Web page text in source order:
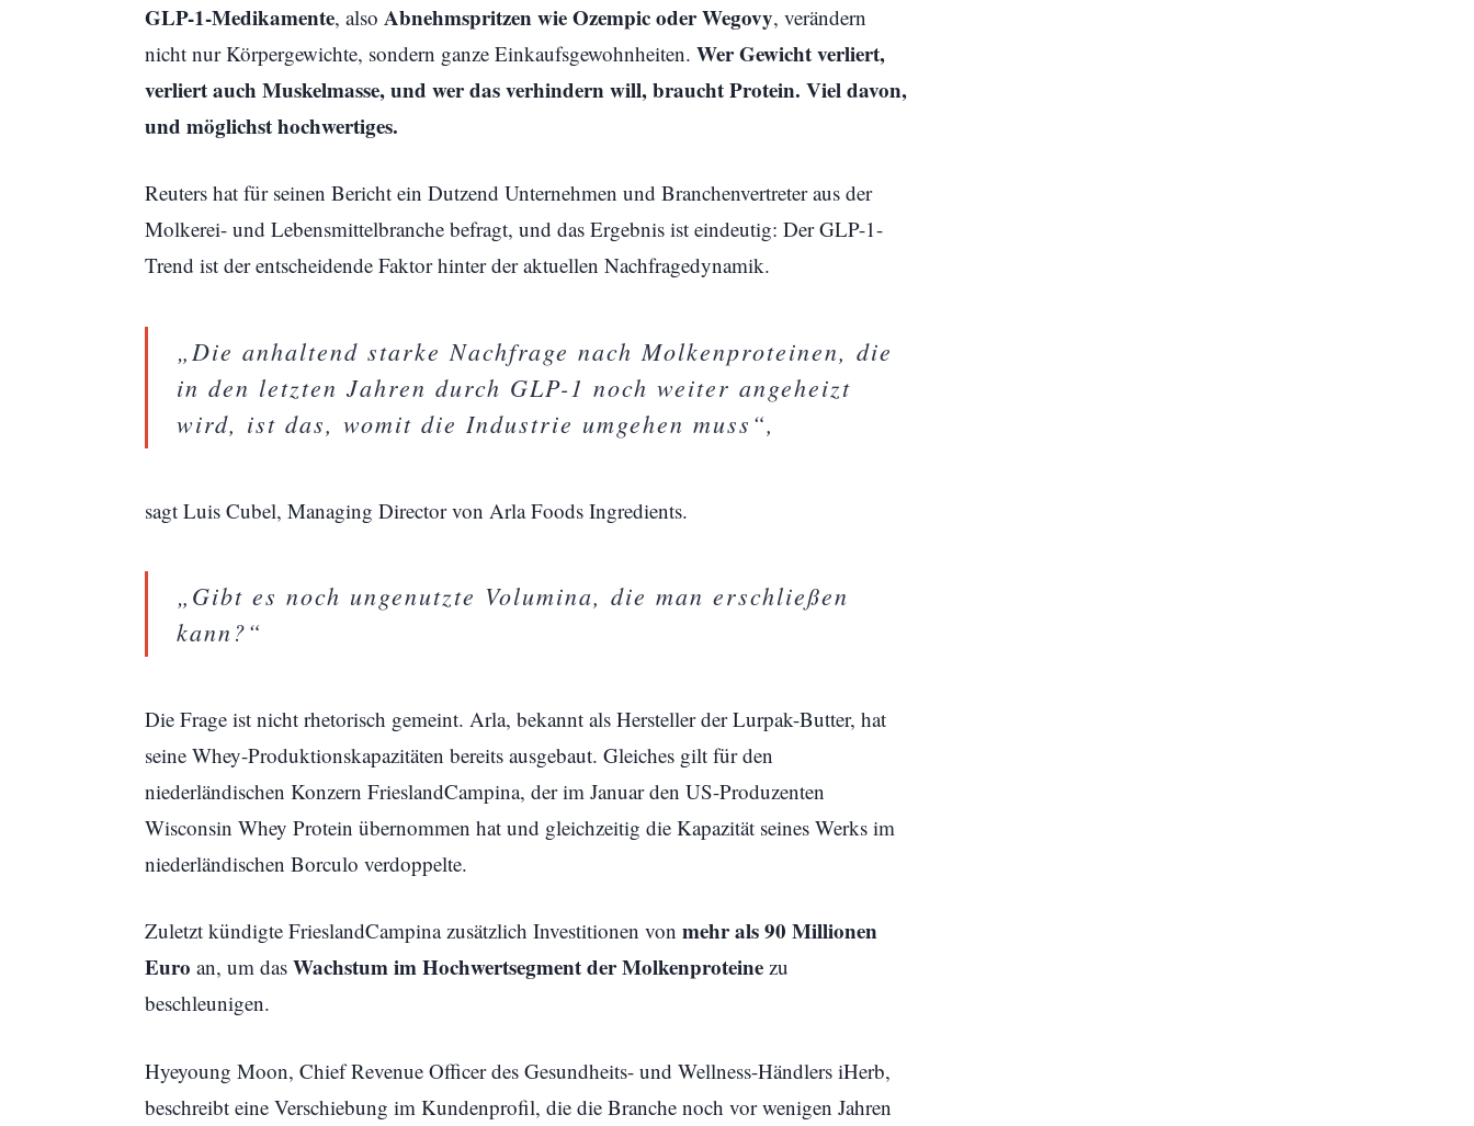
GLP-1-Medikamente, also Abnehmspritzen wie Ozempic oder Wegovy, verändern
nicht nur Körpergewichte, sondern ganze Einkaufsgewohnheiten. Wer Gewicht verliert,
verliert auch Muskelmasse, und wer das verhindern will, braucht Protein. Viel davon,
und möglichst hochwertiges.
Reuters hat für seinen Bericht ein Dutzend Unternehmen und Branchenvertreter aus der
Molkerei- und Lebensmittelbranche befragt, und das Ergebnis ist eindeutig: Der GLP-1-
Trend ist der entscheidende Faktor hinter der aktuellen Nachfragedynamik.
„Die anhaltend starke Nachfrage nach Molkenproteinen, die
in den letzten Jahren durch GLP-1 noch weiter angeheizt
wird, ist das, womit die Industrie umgehen muss“,
sagt Luis Cubel, Managing Director von Arla Foods Ingredients.
„Gibt es noch ungenutzte Volumina, die man erschließen
kann?“
Die Frage ist nicht rhetorisch gemeint. Arla, bekannt als Hersteller der Lurpak-Butter, hat
seine Whey-Produktionskapazitäten bereits ausgebaut. Gleiches gilt für den
niederländischen Konzern FrieslandCampina, der im Januar den US-Produzenten
Wisconsin Whey Protein übernommen hat und gleichzeitig die Kapazität seines Werks im
niederländischen Borculo verdoppelte.
Zuletzt kündigte FrieslandCampina zusätzlich Investitionen von mehr als 90 Millionen
Euro an, um das Wachstum im Hochwertsegment der Molkenproteine zu
beschleunigen.
Hyeyoung Moon, Chief Revenue Officer des Gesundheits- und Wellness-Händlers iHerb,
beschreibt eine Verschiebung im Kundenprofil, die die Branche noch vor wenigen Jahren